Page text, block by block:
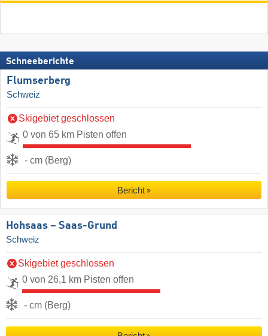
Schneeberichte
Flumserberg
Schweiz
Skigebiet geschlossen
0 von 65 km Pisten offen
- cm (Berg)
Bericht
Hohsaas – Saas-Grund
Schweiz
Skigebiet geschlossen
0 von 26,1 km Pisten offen
- cm (Berg)